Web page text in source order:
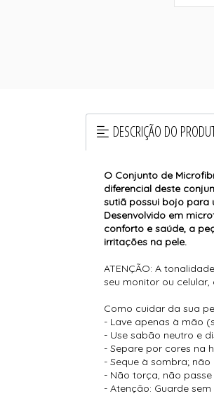
DESCRIÇÃO DO
O Conjunto de
diferencial deste
sutiã possui bojo para
Desenvolvido em
conforto e saúde, a
irritações na pele.
ATENÇÃO: A
seu monitor ou
Como cuidar da sua
- Lave apenas à mão
- Use sabão neutro e
- Separe por cores na
- Seque à sombra;
- Não torça, não
- Atenção: Guarde